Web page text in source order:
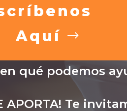
Aquí
qué podemos
APORTA! Te